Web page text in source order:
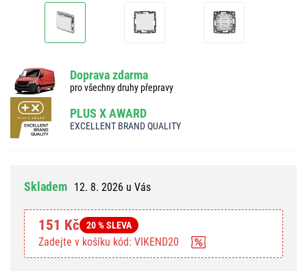
Doprava zdarma
pro všechny druhy přepravy
PLUS X AWARD
EXCELLENT BRAND QUALITY
Skladem 12. 8. 2026 u Vás
151 Kč 20 % SLEVA
Zadejte v košíku kód: VIKEND20